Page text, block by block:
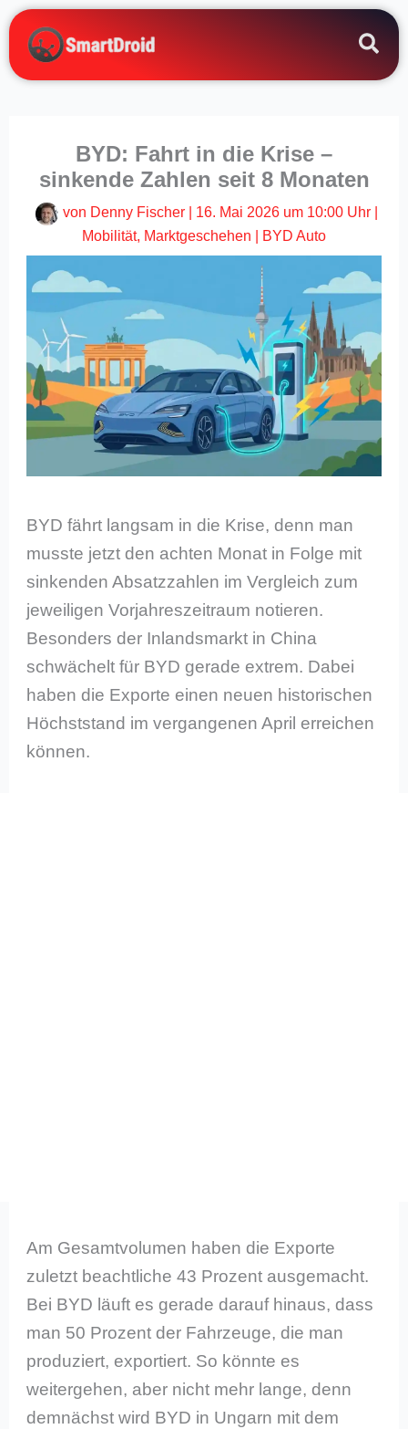
Zum
Inhalt
springen
BYD: Fahrt in die Krise –
sinkende Zahlen seit 8 Monaten
von Denny Fischer 16. Mai 2026 um 10:00 Uhr|
Mobilität, Marktgeschehen BYD Auto
BYD fährt langsam in die Krise, denn man
musste jetzt den achten Monat in Folge mit
sinkenden Absatzzahlen im Vergleich zum
jeweiligen Vorjahreszeitraum notieren.
Besonders der Inlandsmarkt in China
schwächelt für BYD gerade extrem. Dabei
haben die Exporte einen neuen historischen
Höchststand im vergangenen April erreichen
können.
Am Gesamtvolumen haben die Exporte
zuletzt beachtliche 43 Prozent ausgemacht.
Bei BYD läuft es gerade darauf hinaus, dass
man 50 Prozent der Fahrzeuge, die man
produziert, exportiert. So könnte es
weitergehen, aber nicht mehr lange, denn
demnächst wird BYD in Ungarn mit dem